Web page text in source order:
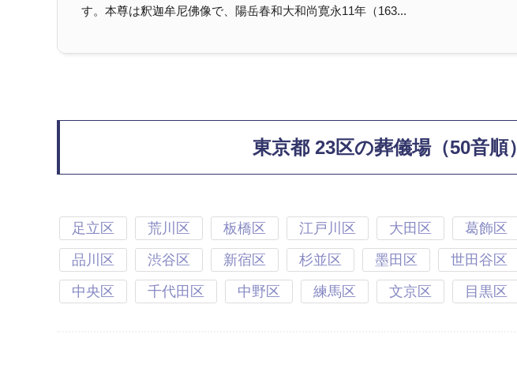
す。本尊は釈迦牟尼佛像で、陽岳春和大和尚寛永11年（163...
東京都 23区の葬儀場（50音順）
足立区 荒川区 板橋区 江戸川区 大田区 葛飾区
品川区
渋谷区 新宿区 杉並区 墨田区 世田谷区
中央区
千代田区 中野区 練馬区 文京区 目黒区